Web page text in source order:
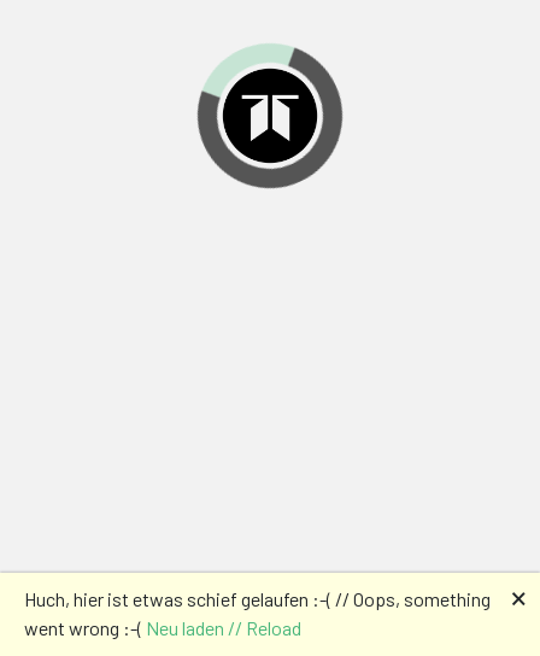
Huch, hier ist etwas schief gelaufen :-( // Oops, something
went wrong :-( Neu laden // Reload
🗙